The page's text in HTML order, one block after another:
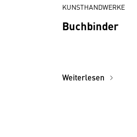
KUNSTHANDWERKE
Buchbinder
Weiterlesen